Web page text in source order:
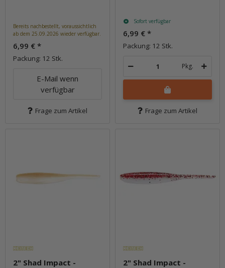
Bereits nachbestellt, voraussichtlich
ab dem 25.09.2026 wieder verfügbar.
6,99 € *
Packung: 12 Stk.
E-Mail wenn
verfügbar
Frage zum Artikel
Sofort verfügbar
6,99 € *
Packung: 12 Stk.
Pkg.
Frage zum Artikel
2" Shad Impact -
2" Shad Impact -